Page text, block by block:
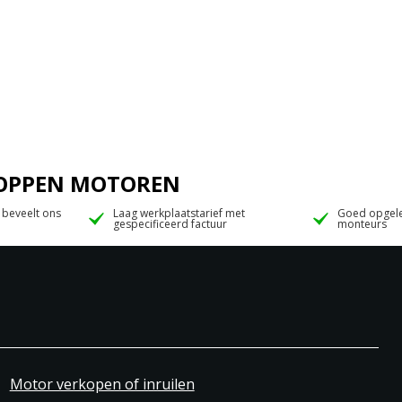
MOTOREN
ons Laag werkplaatstarief met
gespecificeerd factuur
Goed
monteurs
Motor verkopen of inruilen